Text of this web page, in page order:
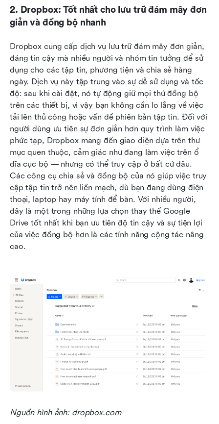
2. Dropbox: Tốt nhất cho lưu trữ đám mây đơn
giản và đồng bộ nhanh
Dropbox cung cấp dịch vụ lưu trữ đám mây đơn giản,
đáng tin cậy mà nhiều người và nhóm tin tưởng để sử
dụng cho các tập tin, phương tiện và chia sẻ hàng
ngày. Dịch vụ này tập trung vào sự dễ sử dụng và tốc
độ: sau khi cài đặt, nó tự động giữ mọi thứ đồng bộ
trên các thiết bị, vì vậy bạn không cần lo lắng về việc
tải lên thủ công hoặc vấn đề phiên bản tập tin. Đối với
người dùng ưu tiên sự đơn giản hơn quy trình làm việc
phức tạp, Dropbox mang đến giao diện dựa trên thư
mục quen thuộc, cảm giác như đang làm việc trên ổ
đĩa cục bộ — nhưng có thể truy cập ở bất cứ đâu.
Các công cụ chia sẻ và đồng bộ của nó giúp việc truy
cập tập tin trở nên liền mạch, dù bạn đang dùng điện
thoại, laptop hay máy tính để bàn. Với nhiều người,
đây là một trong những lựa chọn thay thế Google
Drive tốt nhất khi bạn ưu tiên độ tin cậy và sự tiện lợi
của việc đồng bộ hơn là các tính năng cộng tác nâng
cao.
Nguồn hình ảnh: dropbox.com